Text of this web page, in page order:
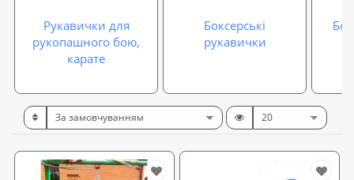
Рукавички для
рукопашного бою,
карате
Боксерські
рукавички